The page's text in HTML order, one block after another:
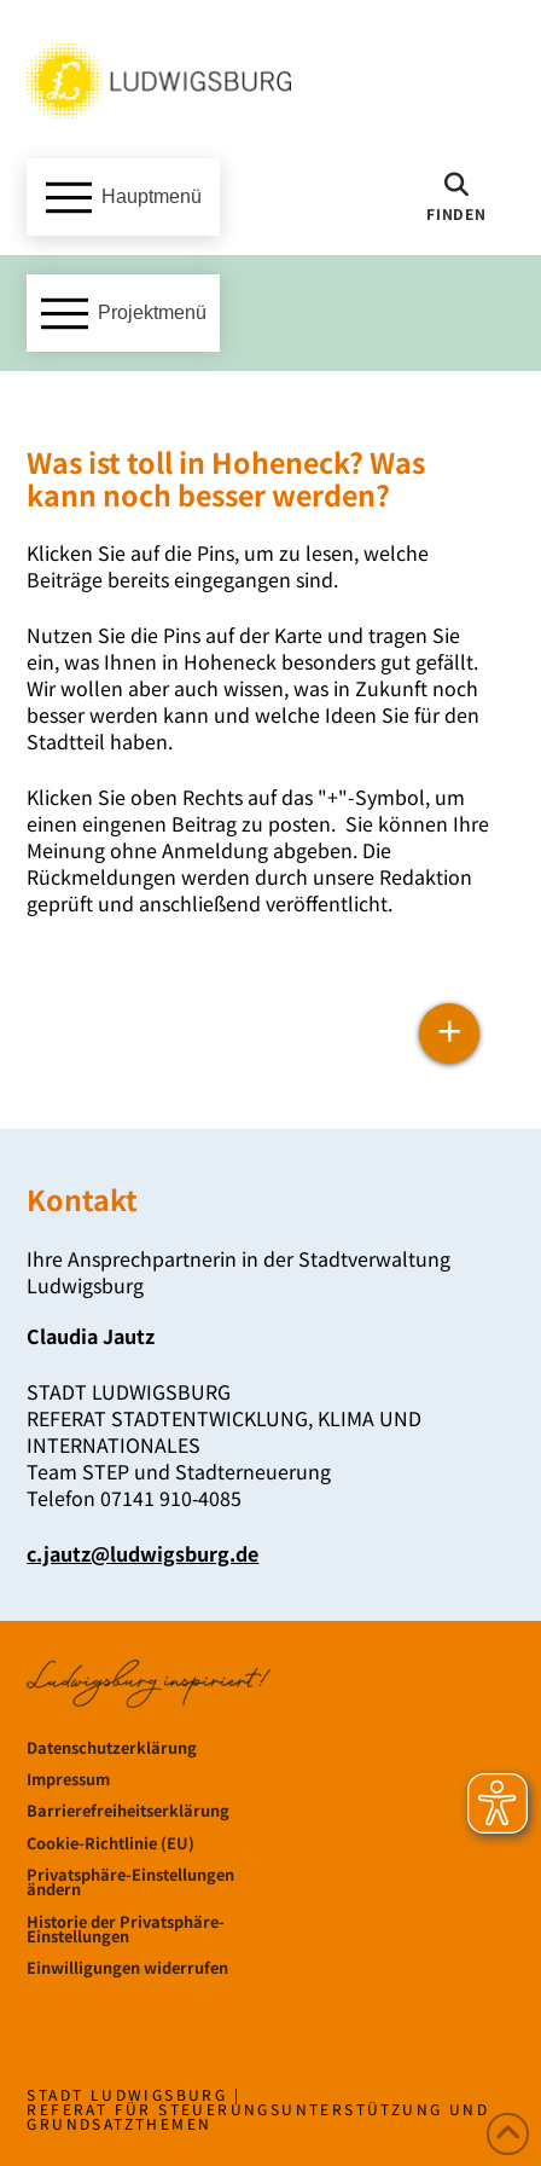
Hauptmenü
FINDEN
Projektmenü
Was ist toll in Hoheneck? Was
kann noch besser werden?
Klicken Sie auf die Pins, um zu lesen, wel­che
Beiträge bereits ein­ge­gan­gen sind.
Nutzen Sie die Pins auf der Karte und tra­gen Sie
ein, was Ihnen in Hoheneck beson­ders gut gefällt.
Wir wol­len aber auch wis­sen, was in Zukunft noch
bes­ser wer­den kann und wel­che Ideen Sie für den
Stadtteil haben.
Klicken Sie oben Rechts auf das "+"-Symbol, um
einen ein­ge­nen Beitrag zu pos­ten. Sie kön­nen Ihre
Meinung ohne Anmeldung abge­ben. Die
Rückmeldungen wer­den durch unse­re Redaktion
geprüft und anschlie­ßend veröffentlicht.
2
2
2
29 34
Ideen
Schwächen
+
Kontakt
Ihre Ansprechpartnerin in der Stadtverwaltung
Ludwigsburg
Claudia Jautz
STADT LUDWIGSBURG
REFERAT STADTENTWICKLUNG, KLIMA UND
INTERNATIONALES
Team STEP und Stadterneuerung
Telefon 07141 910‑4085
c.​jautz@​ludwigsburg.​de
Datenschutzerklärung
Impressum
Barrierefreiheitserklärung
Cookie-Richtlinie (EU)
Privatsphäre-Einstellungen
ändern
Historie der Privatsphäre-
Einstellungen
Einwilligungen widerrufen
STADT LUDWIGSBURG |
REFERAT FÜR STEUERUNGSUNTERSTÜTZUNG UND
GRUNDSATZTHEMEN